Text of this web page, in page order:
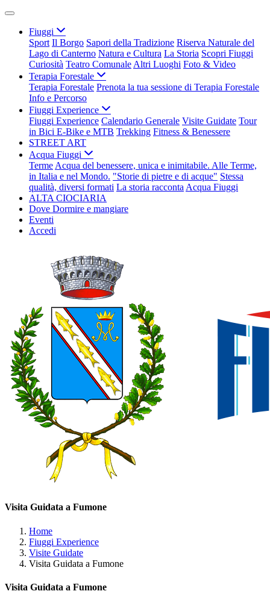
Fiuggi
Sport Il Borgo Sapori della Tradizione Riserva Naturale del
Lago di Canterno Natura e Cultura La Storia Scopri Fiuggi
Curiosità Teatro Comunale Altri Luoghi Foto & Video
Terapia Forestale
Terapia Forestale Prenota la tua sessione di Terapia Forestale
Info e Percorso
Fiuggi Experience
Fiuggi Experience Calendario Generale Visite Guidate Tour
in Bici E-Bike e MTB Trekking Fitness & Benessere
STREET ART
Acqua Fiuggi
Terme Acqua del benessere, unica e inimitabile. Alle Terme,
in Italia e nel Mondo. "Storie di pietre e di acque" Stessa
qualità, diversi formati La storia racconta Acqua Fiuggi
ALTA CIOCIARIA
Dove Dormire e mangiare
Eventi
Accedi
Visita Guidata a Fumone
Home
Fiuggi Experience
Visite Guidate
Visita Guidata a Fumone
Visita Guidata a Fumone